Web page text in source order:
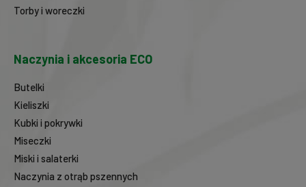
Torby i woreczki
Naczynia i akcesoria ECO
Butelki
Kieliszki
Kubki i pokrywki
Miseczki
Miski i salaterki
Naczynia z otrąb pszennych